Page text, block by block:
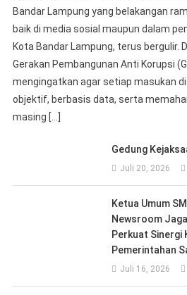
Bandar Lampung yang belakangan
baik di media sosial maupun dalam
Kota Bandar Lampung, terus bergulir.
Gerakan Pembangunan Anti Korupsi
mengingatkan agar setiap masukan
objektif, berbasis data, serta
masing […]
Gedung
Juli 20, 2026
Ketua Umum
Newsroom
Perkuat Sinergi
Pemerintahan
Juli 16, 2026